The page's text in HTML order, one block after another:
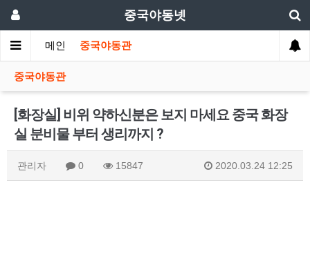
중국야동넷
메인 중국야동관
중국야동관
[화장실] 비위 약하신분은 보지 마세요 중국 화장
실 분비물 부터 생리까지 ?
관리자 0 15847 2020.03.24 12:25